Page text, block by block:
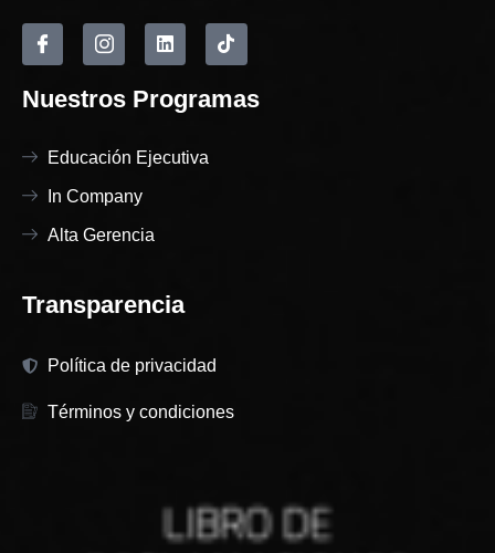
Nuestros Programas
Educación Ejecutiva
In Company
Alta Gerencia
Transparencia
Política de privacidad
Términos y condiciones